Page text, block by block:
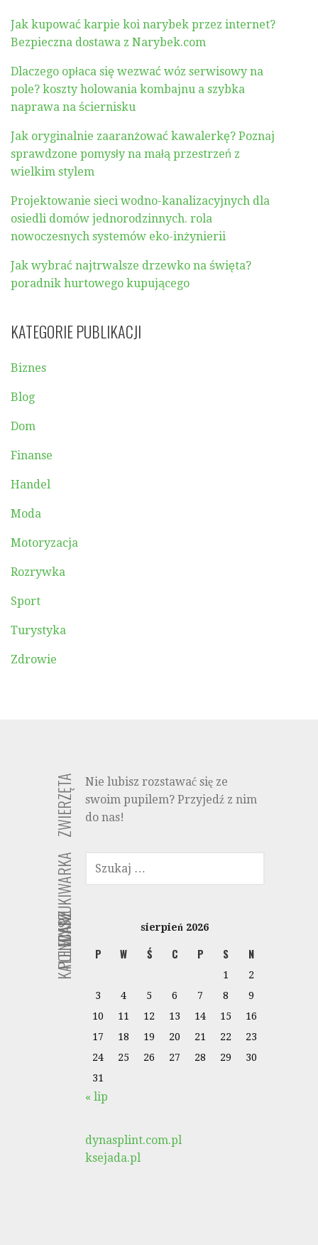
Jak kupować karpie koi narybek przez internet?
Bezpieczna dostawa z Narybek.com
Dlaczego opłaca się wezwać wóz serwisowy na
pole? koszty holowania kombajnu a szybka
naprawa na ściernisku
Jak oryginalnie zaaranżować kawalerkę? Poznaj
sprawdzone pomysły na małą przestrzeń z
wielkim stylem
Projektowanie sieci wodno-kanalizacyjnych dla
osiedli domów jednorodzinnych. rola
nowoczesnych systemów eko-inżynierii
Jak wybrać najtrwalsze drzewko na święta?
poradnik hurtowego kupującego
KATEGORIE PUBLIKACJI
Biznes
Blog
Dom
Finanse
Handel
Moda
Motoryzacja
Rozrywka
Sport
Turystyka
Zdrowie
ZWIERZĘTA
Nie lubisz rozstawać się ze
swoim pupilem? Przyjedź z nim
do nas!
WYSZUKIWARKA SZUKAJ:
KALENDARZ sierpień 2026
P W Ś C P S N
1
2
3
4 5 6 7 8
9
10
11 12 13 14 15
16
17
18 19 20 21 22
23
24
25 26 27 28 29
30
31
« lip
POLECANE
dynasplint.com.pl
ksejada.pl